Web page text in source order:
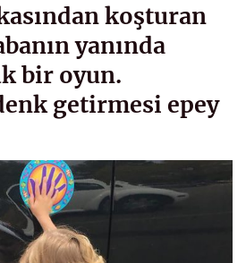
koşturan
yanında
bir oyun.
getirmesi epey